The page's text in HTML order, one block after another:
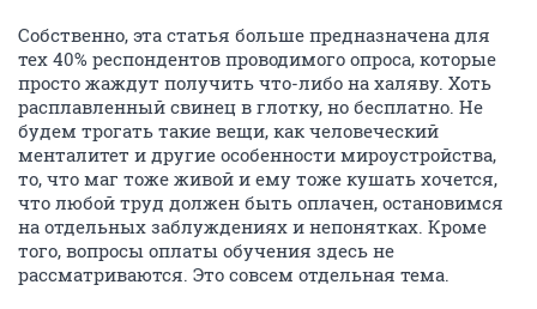
Собственно, эта статья больше предназначена для
тех 40% респондентов проводимого опроса, которые
просто жаждут получить что-либо на халяву. Хоть
расплавленный свинец в глотку, но бесплатно. Не
будем трогать такие вещи, как человеческий
менталитет и другие особенности мироустройства,
то, что маг тоже живой и ему тоже кушать хочется,
что любой труд должен быть оплачен, остановимся
на отдельных заблуждениях и непонятках. Кроме
того, вопросы оплаты обучения здесь не
рассматриваются. Это совсем отдельная тема.